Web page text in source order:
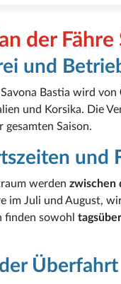
der
und
Bastia wird von
und Korsika. Die
gesamten Saison.
und
werden zwischen
im Juli und August,
finden sowohl tagsüber
Überfahrt